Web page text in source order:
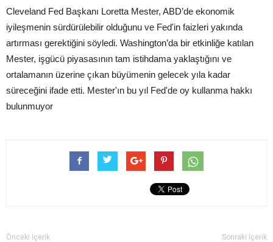
Cleveland Fed Başkanı Loretta Mester, ABD’de ekonomik
iyileşmenin sürdürülebilir olduğunu ve Fed'in faizleri yakında
artırması gerektiğini söyledi. Washington’da bir etkinliğe katılan
Mester, işgücü piyasasının tam istihdama yaklaştığını ve
ortalamanın üzerine çıkan büyümenin gelecek yıla kadar
süreceğini ifade etti. Mester'ın bu yıl Fed'de oy kullanma hakkı
bulunmuyor
Önceki İçerik Sonraki İçerik